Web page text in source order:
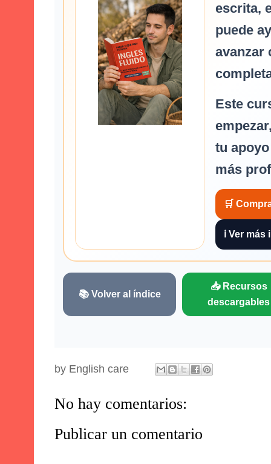
escrita,
puede
avanzar
Este
tu
más
🛒
ℹ️ Ver
📚 Volver al índice
📥 Recursos
descargables
by English care
No hay comentarios:
Publicar un comentario